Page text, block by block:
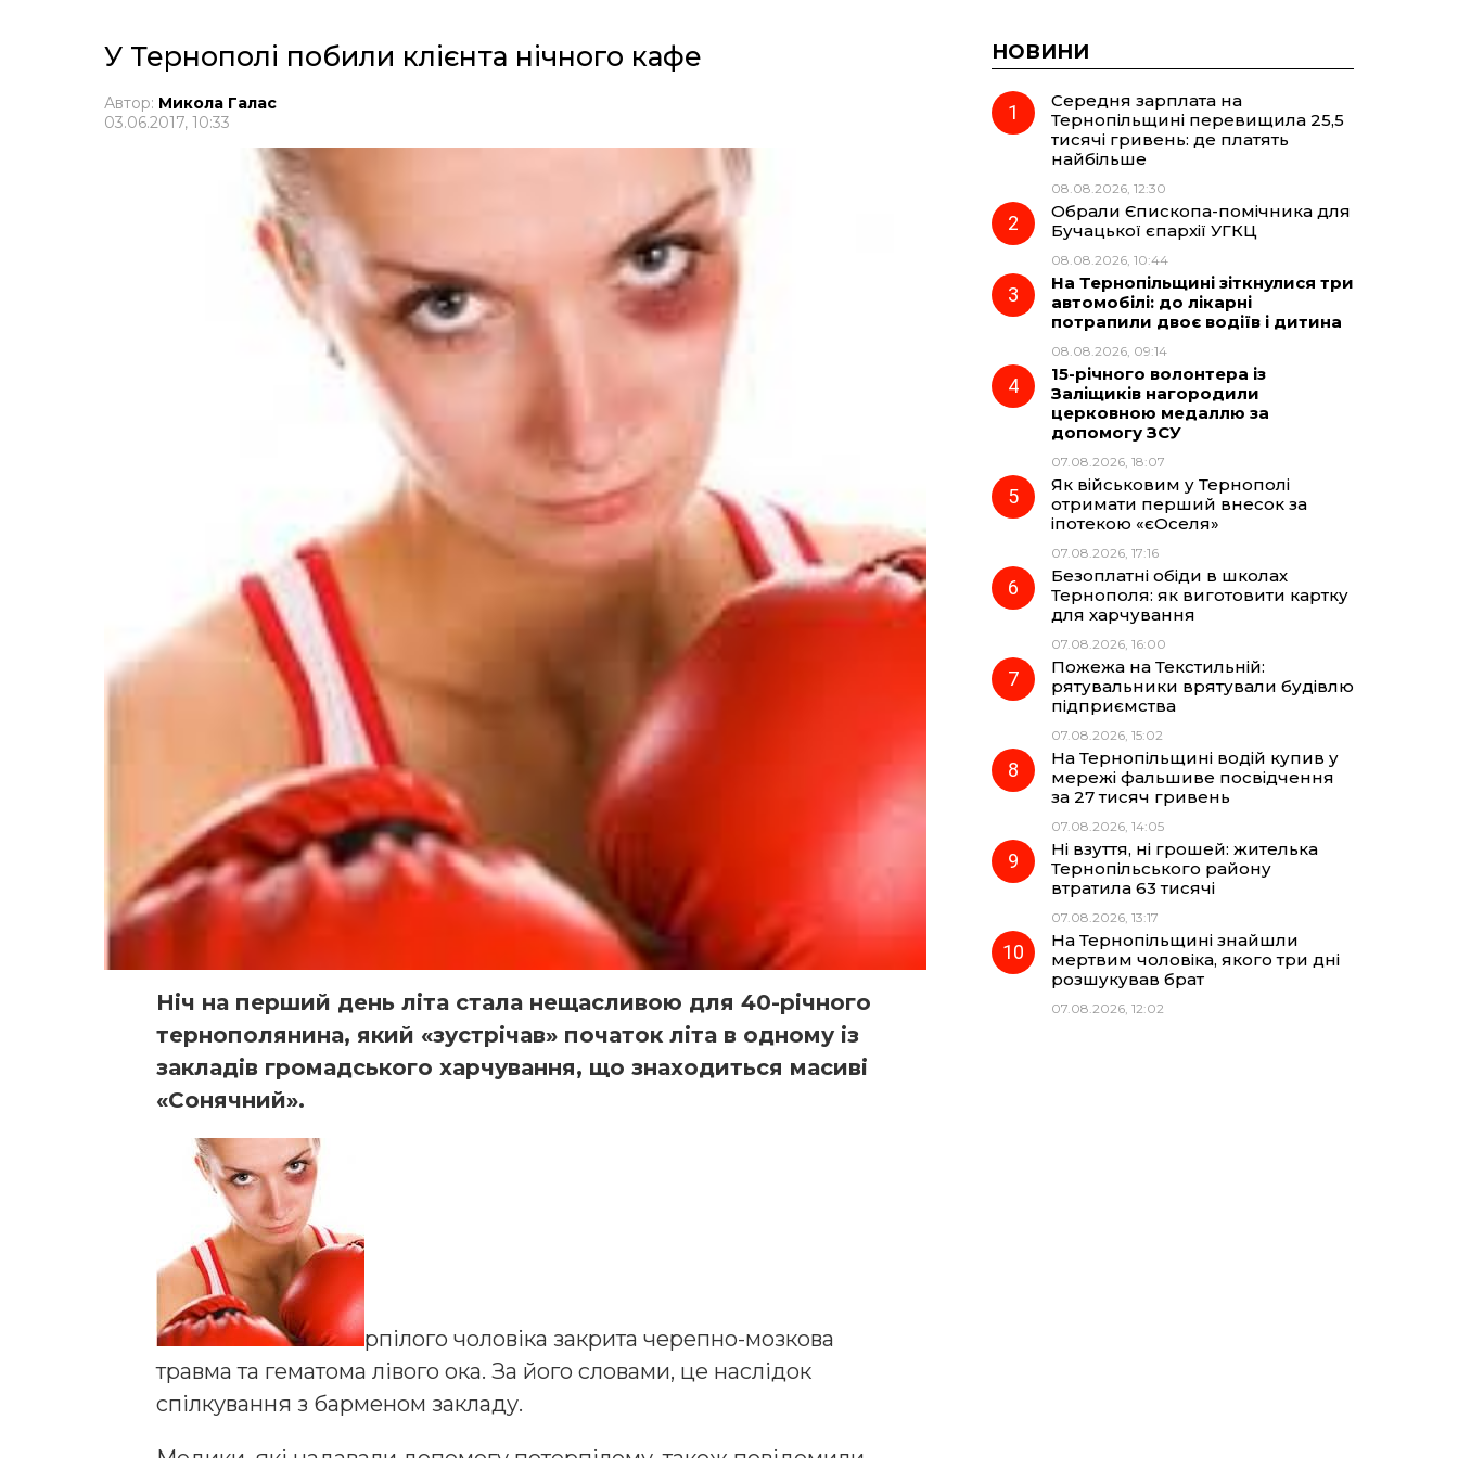
У Тернополі побили клієнта нічного кафе
Автор: Микола Галас
03.06.2017, 10:33
Ніч на перший день літа стала нещасливою для 40-річного
тернополянина, який «зустрічав» початок літа в одному із
закладів громадського харчування, що знаходиться масиві
«Сонячний».
рпілого чоловіка закрита черепно-мозкова
травма та гематома лівого ока. За його словами, це наслідок
спілкування з барменом закладу.
НОВИНИ
Середня зарплата на
Тернопільщині перевищила 25,5
тисячі гривень: де платять
найбільше
08.08.2026, 12:30
Обрали Єпископа-помічника для
Бучацької єпархії УГКЦ
08.08.2026, 10:44
На Тернопільщині зіткнулися три
автомобілі: до лікарні
потрапили двоє водіїв і дитина
08.08.2026, 09:14
15-річного волонтера із
Заліщиків нагородили
церковною медаллю за
допомогу ЗСУ
07.08.2026, 18:07
Як військовим у Тернополі
отримати перший внесок за
іпотекою «єОселя»
07.08.2026, 17:16
Безоплатні обіди в школах
Тернополя: як виготовити картку
для харчування
07.08.2026, 16:00
Пожежа на Текстильній:
рятувальники врятували будівлю
підприємства
07.08.2026, 15:02
На Тернопільщині водій купив у
мережі фальшиве посвідчення
за 27 тисяч гривень
07.08.2026, 14:05
Ні взуття, ні грошей: жителька
Тернопільського району
втратила 63 тисячі
07.08.2026, 13:17
На Тернопільщині знайшли
мертвим чоловіка, якого три дні
розшукував брат
07.08.2026, 12:02